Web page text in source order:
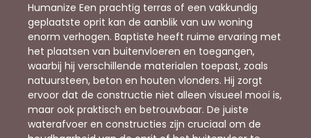
Humanize Een prachtig terras of een vakkundig
geplaatste oprit kan de aanblik van uw woning
enorm verhogen. Baptiste heeft ruime ervaring met
het plaatsen van buitenvloeren en toegangen,
waarbij hij verschillende materialen toepast, zoals
natuursteen, beton en houten vlonders. Hij zorgt
ervoor dat de constructie niet alleen visueel mooi is,
maar ook praktisch en betrouwbaar. De juiste
waterafvoer en constructies zijn cruciaal om de